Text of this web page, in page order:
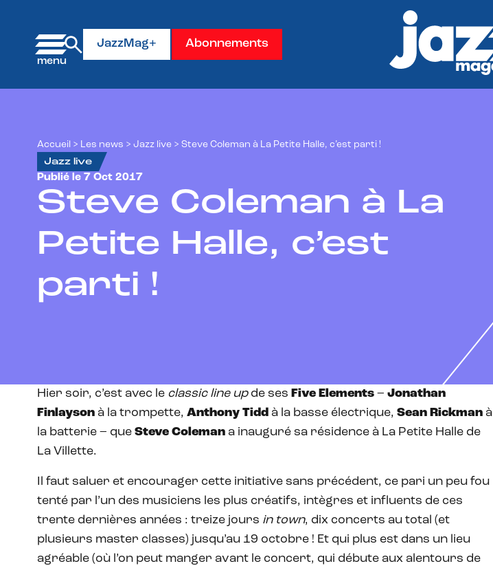
JazzMag+ Abonnements
Accueil > Les news > Jazz live > Steve Coleman à La Petite Halle, c’est parti !
Jazz live
Publié le 7 Oct 2017
Steve Coleman à La
Petite Halle, c’est
parti !
Hier soir, c’est avec le classic line upde ses Five Elements – Jonathan
Finlayson à la trompette, Anthony Tidd à la basse électrique, Sean Rickman à
la batterie – que Steve Coleman a inauguré sa résidence à La Petite Halle de
La Villette.
Il faut saluer et encourager cette initiative sans précédent, ce pari un peu fou
tenté par l’un des musiciens les plus créatifs, intègres et influents de ces
trente dernières années : treize jours in town, dix concerts au total (et
plusieurs master classes) jusqu’au 19 octobre ! Et qui plus est dans un lieu
agréable (où l’on peut manger avant le concert, qui débute aux alentours de